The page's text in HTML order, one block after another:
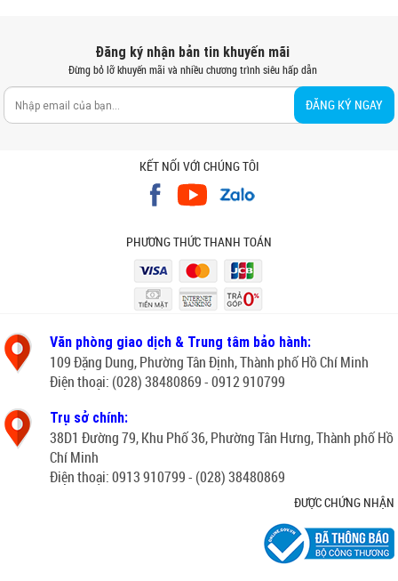
Đăng ký nhận bản tin khuyến mãi
Đừng bỏ lỡ khuyến mãi và nhiều chương trình siêu hấp dẫn
ĐĂNG KÝ NGAY
KẾT NỐI VỚI CHÚNG TÔI
PHƯƠNG THỨC THANH TOÁN
Văn phòng giao dịch & Trung tâm bảo hành:
109 Đặng Dung, Phường Tân Định, Thành phố Hồ Chí Minh
Điện thoại: (028) 38480869 - 0912 910799
Trụ sở chính:
38D1 Đường 79, Khu Phố 36, Phường Tân Hưng, Thành phố Hồ
Chí Minh
Điện thoại: 0913 910799 - (028) 38480869
ĐƯỢC CHỨNG NHẬN